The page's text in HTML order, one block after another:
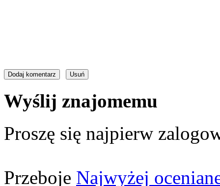
Wyślij znajomemu
Proszę się najpierw
Przeboje Najwyżej